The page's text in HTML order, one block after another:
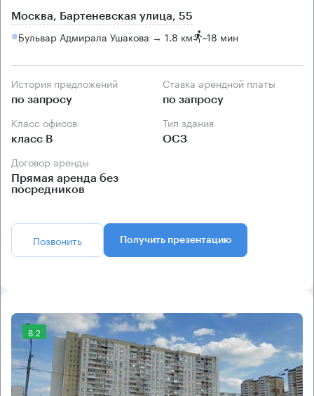
Москва, Бартеневская улица, 55
Бульвар Адмирала Ушакова → 1.8 км ~18 мин
История предложений
по запросу
Ставка арендной платы
по запросу
Класс офисов
класс B
Тип здания
ОСЗ
Договор аренды
Прямая аренда без
посредников
Позвонить Получить презентацию
8.2